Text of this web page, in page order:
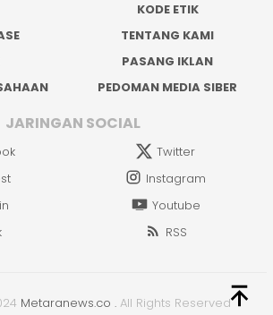
KODE ETIK
TENTANG KAMI
PASANG IKLAN
PEDOMAN MEDIA SIBER
JARINGAN SOCIAL
Twitter
Instagram
Youtube
RSS
Metaranews.co . All Rights Reserved